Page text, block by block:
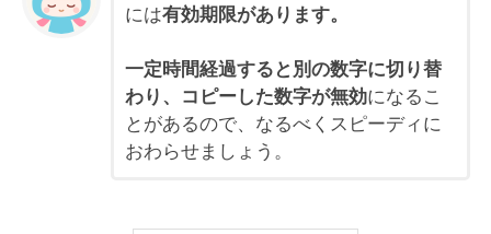
には有効期限があります。
一定時間経過すると別の数字に切り替
わり、コピーした数字が無効になるこ
とがあるので、なるべくスピーディに
おわらせましょう。